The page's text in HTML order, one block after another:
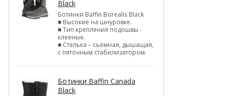
Black
Ботинки Baffin Borealis Black
■ Высокие на шнуровке.
■ Тип крепления подошвы -
клееные.
■ Стелька – съёмная, дышащая,
с пяточным стабилизатором.
Ботинки Baffin Canada
Black